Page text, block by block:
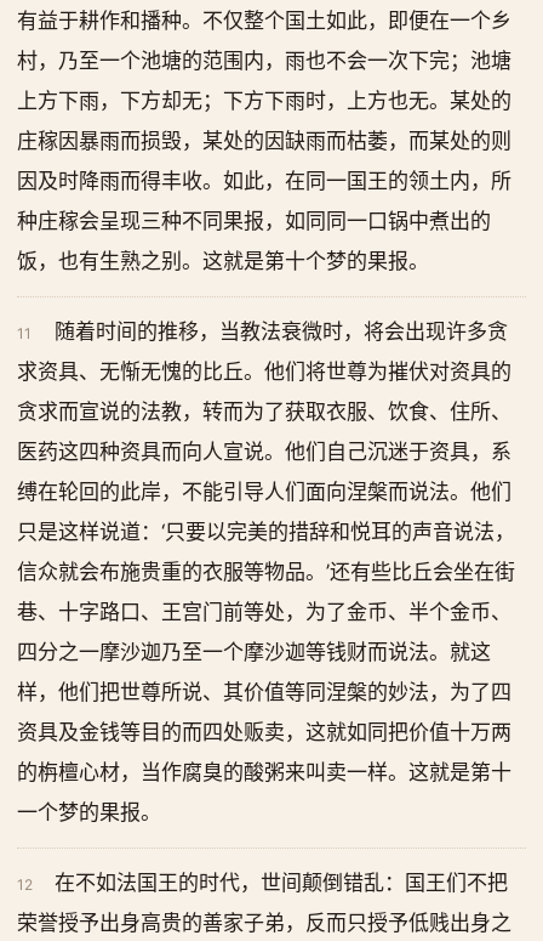
有益于耕作和播种。不仅整个国土如此，即便在一个乡
村，乃至一个池塘的范围内，雨也不会一次下完；池塘
上方下雨，下方却无；下方下雨时，上方也无。某处的
庄稼因暴雨而损毁，某处的因缺雨而枯萎，而某处的则
因及时降雨而得丰收。如此，在同一国王的领土内，所
种庄稼会呈现三种不同果报，如同同一口锅中煮出的
饭，也有生熟之别。这就是第十个梦的果报。
11
随着时间的推移，当教法衰微时，将会出现许多贪
求资具、无惭无愧的比丘。他们将世尊为摧伏对资具的
贪求而宣说的法教，转而为了获取衣服、饮食、住所、
医药这四种资具而向人宣说。他们自己沉迷于资具，系
缚在轮回的此岸，不能引导人们面向涅槃而说法。他们
只是这样说道：‘只要以完美的措辞和悦耳的声音说法，
信众就会布施贵重的衣服等物品。’还有些比丘会坐在街
巷、十字路口、王宫门前等处，为了金币、半个金币、
四分之一摩沙迦乃至一个摩沙迦等钱财而说法。就这
样，他们把世尊所说、其价值等同涅槃的妙法，为了四
资具及金钱等目的而四处贩卖，这就如同把价值十万两
的栴檀心材，当作腐臭的酸粥来叫卖一样。这就是第十
一个梦的果报。
12
在不如法国王的时代，世间颠倒错乱：国王们不把
荣誉授予出身高贵的善家子弟，反而只授予低贱出身之